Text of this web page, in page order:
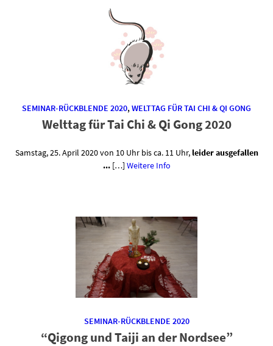
SEMINAR-RÜCKBLENDE 2020,WELTTAG FÜR TAI CHI & QI GONG
Welttag für Tai Chi & Qi Gong 2020
Samstag, 25. April 2020 von 10 Uhr bis ca. 11 Uhr,leider ausgefallen
...[…] Weitere Info
SEMINAR-RÜCKBLENDE 2020
“Qigong und Taiji an der Nordsee”